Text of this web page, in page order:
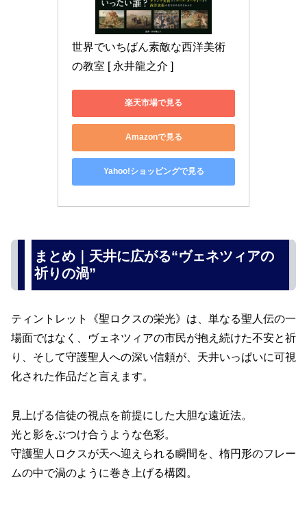
世界でいちばん素敵な西洋美術
の教室 [ 永井龍之介 ]
楽天市場で見る
Amazonで見る
Yahoo!ショッピングで見る
まとめ｜天井に広がる“ヴェネツィアの
祈りの渦”
ティントレット《聖ロクスの栄光》は、単なる聖人伝の一
場面ではなく、ヴェネツィアの市民が抱え続けた不安と祈
り、そして守護聖人への深い信頼が、天井いっぱいに可視
化された作品だと言えます。
見上げる信徒の視点を前提にした大胆な遠近法。
光と影をぶつけ合うような色彩。
守護聖人ロクスが天へ迎えられる瞬間を、楕円形のフレー
ムの中で渦のように巻き上げる構図。